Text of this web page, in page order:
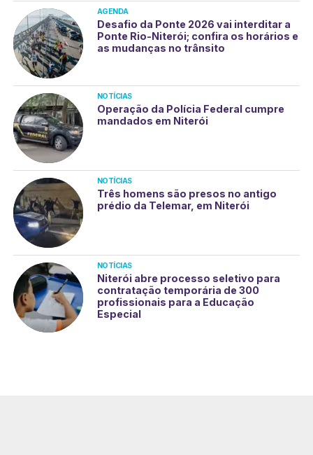
AGENDA
Desafio da Ponte 2026 vai interditar a
Ponte Rio-Niterói; confira os horários e
as mudanças no trânsito
NOTÍCIAS
Operação da Polícia Federal cumpre
mandados em Niterói
NOTÍCIAS
Três homens são presos no antigo
prédio da Telemar, em Niterói
NOTÍCIAS
Niterói abre processo seletivo para
contratação temporária de 300
profissionais para a Educação
Especial